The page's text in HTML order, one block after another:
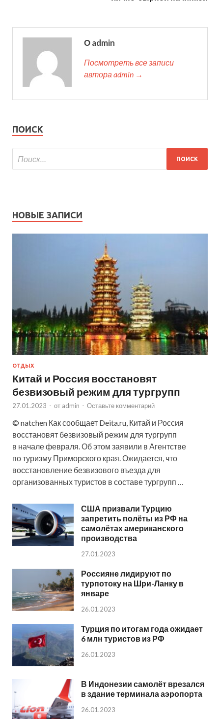
О admin
Посмотреть все записи
автора admin →
ПОИСК
НОВЫЕ ЗАПИСИ
ОТДЫХ
Китай и Россия восстановят
безвизовый режим для тургрупп
27.01.2023 - от admin - Оставьте комментарий
© natchen Как сообщает Deita.ru, Китай и Россия
восстановят безвизовый режим для тургрупп
в начале февраля. Об этом заявили в Агентстве
по туризму Приморского края. Ожидается, что
восстановление безвизового въезда для
организованных туристов в составе тургрупп …
США призвали Турцию
запретить полёты из РФ на
самолётах американского
производства
27.01.2023
Россияне лидируют по
турпотоку на Шри-Ланку в
январе
26.01.2023
Турция по итогам года ожидает
6 млн туристов из РФ
26.01.2023
В Индонезии самолёт врезался
в здание терминала аэропорта
26.01.2023